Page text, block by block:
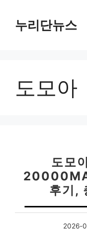
누리단뉴스
도모아
도모
후기,
2026-